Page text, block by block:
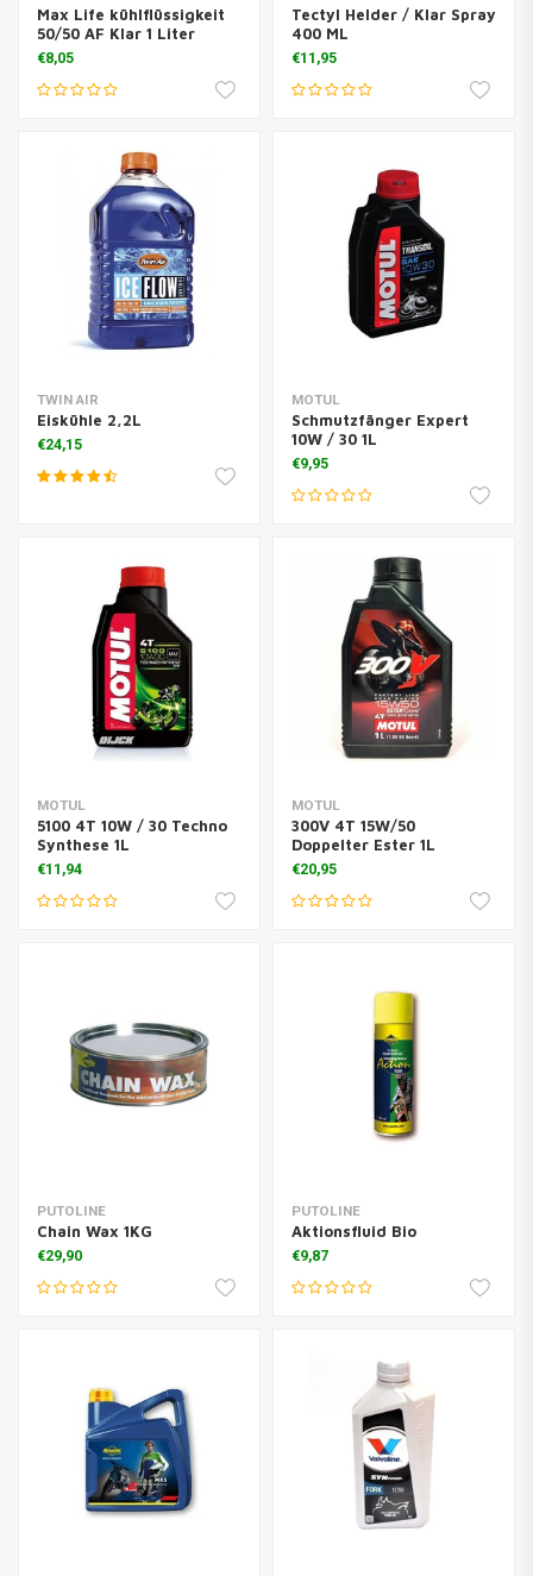
Max Life kühlflüssigkeit
50/50 AF Klar 1 Liter
€8,05
Tectyl Helder / Klar Spray
400 ML
€11,95
TWIN AIR
Eiskühle 2,2L
€24,15
MOTUL
Schmutzfänger Expert
10W / 30 1L
€9,95
MOTUL
5100 4T 10W / 30 Techno
Synthese 1L
€11,94
MOTUL
300V 4T 15W/50
Doppelter Ester 1L
€20,95
PUTOLINE
Chain Wax 1KG
€29,90
PUTOLINE
Aktionsfluid Bio
€9,87